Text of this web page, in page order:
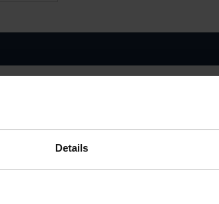
Details
VERPAKKING < 4 4 8